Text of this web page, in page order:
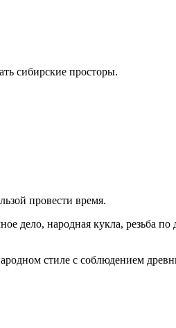
сибирские просторы.
провести время.
дело, народная кукла, резьба по
стиле с соблюдением